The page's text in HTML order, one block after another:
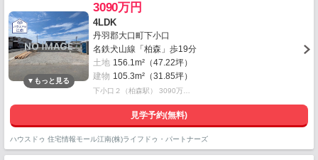
3090万円
4LDK
丹羽郡大口町下小口
名鉄犬山線「柏森」歩19分
土地 156.1m²（47.22坪）
建物 105.3m²（31.85坪）
下小口２（柏森駅） 3090万…
見学予約(無料)
ハウスドゥ 住宅情報モール江南(株)ライフドゥ・パートナーズ